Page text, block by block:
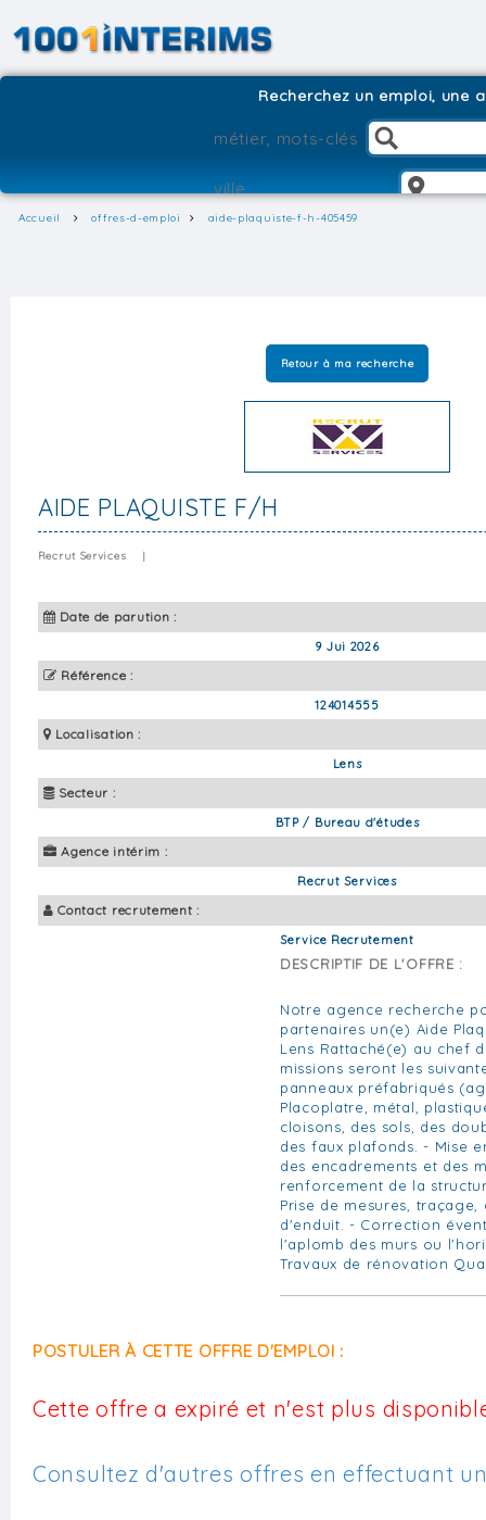
Recherchez un emploi, une
Accueil offres-d-emploi aide-plaquiste-f-h-405459
Retour à ma recherche
AIDE PLAQUISTE F/H
Recrut Services |
Date de parution :
9 Jui 2026
Référence :
124014555
Localisation :
Lens
Secteur :
BTP / Bureau d'études
Agence intérim :
Recrut Services
Contact recrutement :
Service Recrutement
DESCRIPTIF DE L'OFFRE :
Notre agence recherche
partenaires un(e) Aide
Lens Rattaché(e) au chef
missions seront les
panneaux préfabriqués
Placoplatre, métal,
cloisons, des sols, des
des faux plafonds. - Mise
des encadrements et des
renforcement de la
Prise de mesures,
d'enduit. - Correction
l'aplomb des murs ou
Travaux de rénovation
POSTULER À CETTE OFFRE D'EMPLOI :
Cette offre a expiré et n'est plus
Consultez d'autres offres en effectuant